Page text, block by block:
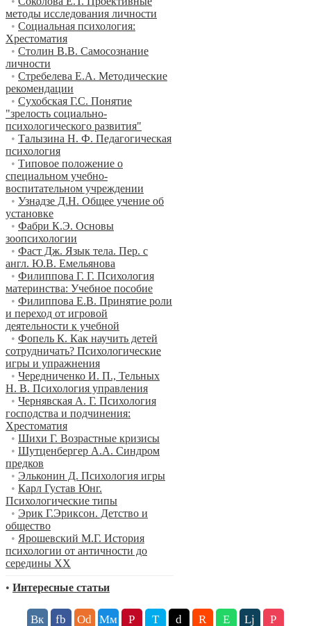
методы исследования личности
• Социальная психология:
Хрестоматия
• Столин В.В. Самосознание
личности
• Стребелева Е.А. Методические
рекомендации
• Сухобская Г.С. Понятие
"зрелость социально-
психологического развития"
• Талызина Н. Ф. Педагогическая
психология
• Типовое положение о
специальном учебно-
воспитательном учреждении
• Узнадзе Д.Н. Общее учение об
установке
• Фабри К.Э. Основы
зоопсихологии
• Фаст Дж. Язык тела. Пер. с
англ. Ю.В. Емельянова
• Филиппова Г. Г. Психология
материнства: Учебное пособие
• Филиппова Е.В. Принятие роли
и переход от игровой
деятельности к учебной
• Фопель К. Как научить детей
сотрудничать? Психологические
игры и упражнения
• Чередниченко И. П., Тельных
Н. В. Психология управления
• Чернявская А. Г. Психология
господства и подчинения:
Хрестоматия
• Шихи Г. Возрастные кризисы
• Шутценбергер А.А. Синдром
предков
• Эльконин Д. Психология игры
• Карл Густав Юнг.
Психологические типы
• Эрик Г.Эриксон. Детство и
общество
• Ярошевский М.Г. История
психологии от античности до
середины XX
• Интересные статьи
Вк fb Оd Мм P T d R E Lj P